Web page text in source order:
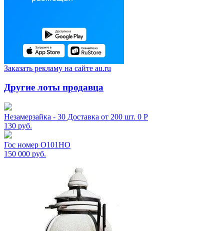
Заказать рекламу на сайте au.ru
Другие лоты продавца
Незамерзайка - 30 Доставка от 200 шт. 0 Р
130 руб.
Гос номер О101НО
150 000 руб.